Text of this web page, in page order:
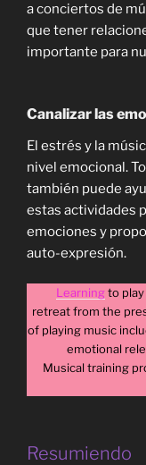
a conciertos de
que tener
importante para
Canalizar las
El estrés y la
nivel emocional.
también puede
estas actividades
emociones y
auto-expresión.
Learningto
retreat from the
of playing music
emotional
Musical training
Resumiendo